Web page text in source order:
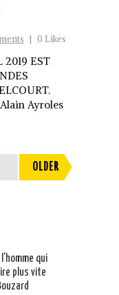
| 0 Likes
2019 EST
Ayroles
OLDER
qui
plus vite